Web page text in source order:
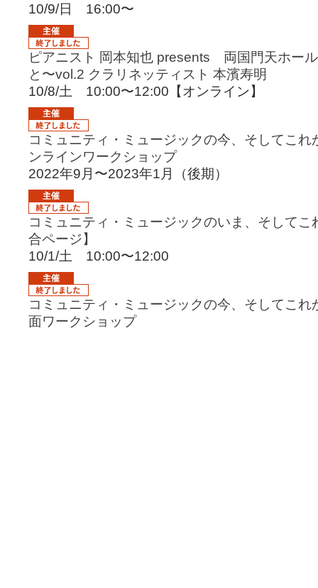
10/9/日 16:00〜
ピアニスト 岡本知也 presents 両国門天ホー
と〜vol.2 クラリネッティスト 本濱寿明
10/8/土 10:00〜12:00【オンライン】
コミュニティ・ミュージックの今、そしてこ
ンラインワークショップ
2022年9月〜2023年1月（後期）
コミュニティ・ミュージックのいま、そして
合ページ】
10/1/土 10:00〜12:00
コミュニティ・ミュージックの今、そしてこ
面ワークショップ